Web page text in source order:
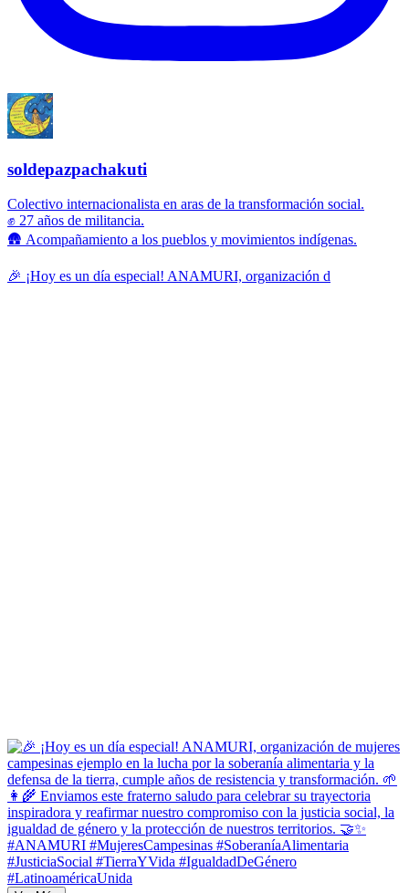
soldepazpachakuti
Colectivo internacionalista en aras de la transformación social.
✊ 27 años de militancia.
🛖 Acompañamiento a los pueblos y movimientos indígenas.
🎉 ¡Hoy es un día especial! ANAMURI, organización d